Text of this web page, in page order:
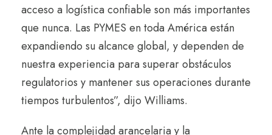
acceso a logística confiable son más importantes
que nunca. Las PYMES en toda América están
expandiendo su alcance global, y dependen de
nuestra experiencia para superar obstáculos
regulatorios y mantener sus operaciones durante
tiempos turbulentos”, dijo Williams.
Ante la complejidad arancelaria y la